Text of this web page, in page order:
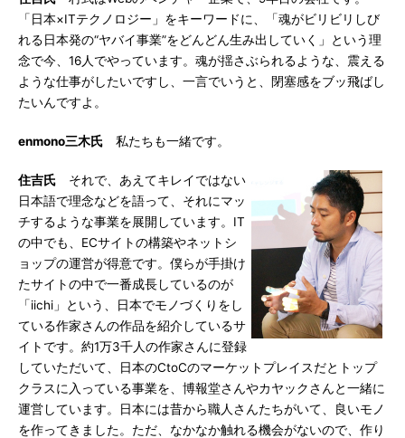
「日本×ITテクノロジー」をキーワードに、「魂がビリビリしび
れる日本発の“ヤバイ事業”をどんどん生み出していく」という理
念で今、16人でやっています。魂が揺さぶられるような、震える
ような仕事がしたいですし、一言でいうと、閉塞感をブッ飛ばし
たいんですよ。
enmono三木氏 私たちも一緒です。
住吉氏 それで、あえてキレイではない
日本語で理念などを語って、それにマッ
チするような事業を展開しています。IT
の中でも、ECサイトの構築やネットシ
ョップの運営が得意です。僕らが手掛け
たサイトの中で一番成長しているのが
「iichi」という、日本でモノづくりをし
ている作家さんの作品を紹介しているサ
イトです。約1万3千人の作家さんに登録
していただいて、日本のCtoCのマーケットプレイスだとトップ
クラスに入っている事業を、博報堂さんやカヤックさんと一緒に
運営しています。日本には昔から職人さんたちがいて、良いモノ
を作ってきました。ただ、なかなか触れる機会がないので、作り